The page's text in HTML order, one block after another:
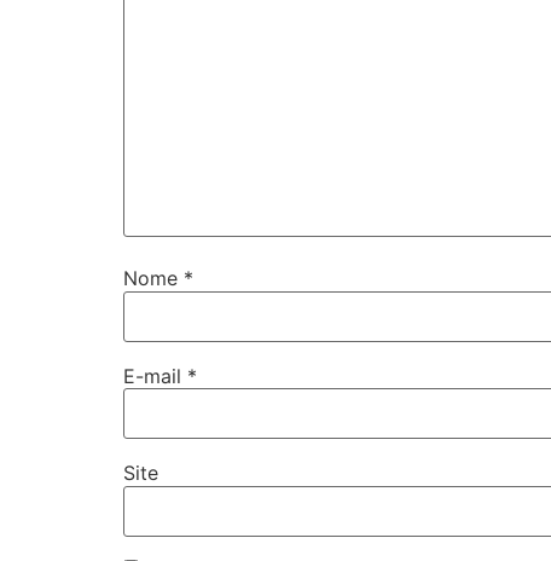
Nome *
E-mail *
Site